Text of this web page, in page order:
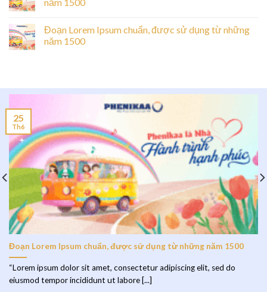
Đoạn Lorem Ipsum chuẩn, được sử dụng từ những
năm 1500
Đoạn Lorem Ipsum chuẩn, được sử dụng từ những năm 1500
“Lorem ipsum dolor sit amet, consectetur adipiscing elit, sed do
eiusmod tempor incididunt ut labore [...]
25
Th6